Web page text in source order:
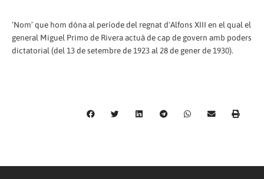
‘Nom’ que hom dóna al període del regnat d'Alfons XIII en el qual el
general Miguel Primo de Rivera actuà de cap de govern amb poders
dictatorial (del 13 de setembre de 1923 al 28 de gener de 1930).